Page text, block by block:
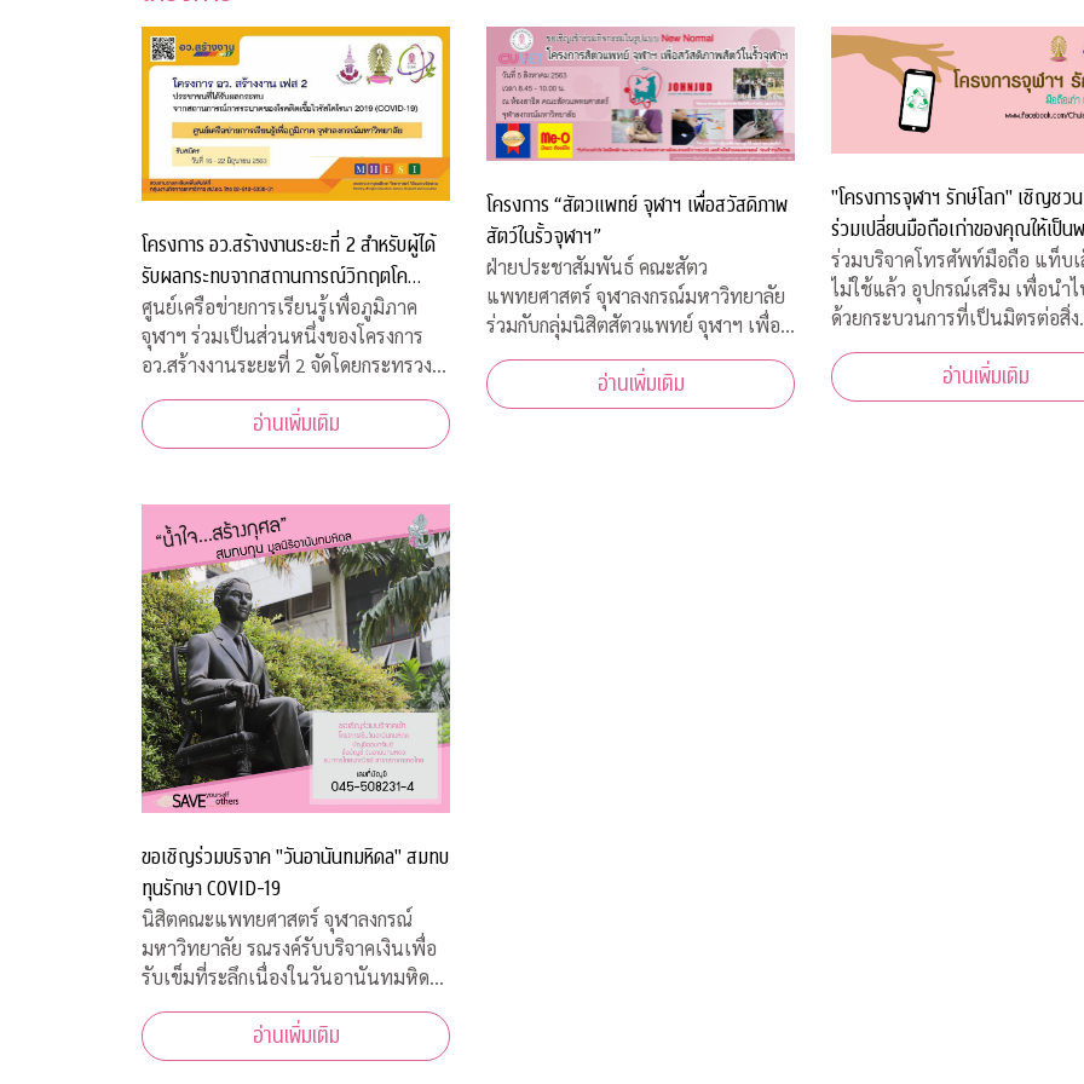
โครงการ อว.สร้างงานระยะที่ 2 สำหรับผู้ได้
รับผลกระทบจากสถานการณ์วิกฤตโค
วิด-19
ศูนย์เครือข่ายการเรียนรู้เพื่อภูมิภาค
จุฬาฯ ร่วมเป็นส่วนหนึ่งของโครงการ
อว.สร้างงานระยะที่ 2 จัดโดยกระทรวง
การอุดมศึกษา วิทยาศาสตร์ วิจัยและ
นวัตกรรม เพื่อสร้างงานสำหรับผู้ได้รับ
ผลกระทบจากสถานการณ์วิกฤตโควิด-19
200 อัตรา
อ่านเพิ่มเติม
โครงการ “สัตวแพทย์ จุฬาฯ เพื่อสวัสดิภาพ
สัตว์ในรั้วจุฬาฯ”
ฝ่ายประชาสัมพันธ์ คณะสัตว
แพทยศาสตร์ จุฬาลงกรณ์มหาวิทยาลัย
ร่วมกับกลุ่มนิสิตสัตวแพทย์ จุฬาฯ เพื่อ
สวัสดิภาพสัตว์ ขอเชิญผู้สนใจเข้าร่วม
พิธีเปิด “โครงการ “สัตวแพทย์ จุฬาฯ
เพื่อสวัสดิภาพสัตว์ในรั้วจุฬาฯ” ในวัน
อ่านเพิ่มเติม
"โครงการจุฬาฯ รักษ์โลก" เชิญชว
ร่วมเปลี่ยนมือถือเก่าของคุณให้เป็น
ร่วมบริจาคโทรศัพท์มือถือ แท็บ
ไม่ใช้แล้ว อุปกรณ์เสริม เพื่อนำไ
ด้วยกระบวนการที่เป็นมิตรต่อสิ่ง
แวดล้อม มือถือเก่า/แท็บเล็ต 1 เครื่อง
โครงการฯ และ TES มอบเงิน
ให้กับ "กองทุนภูมิคุ้มกันบำบัดมะ
อ่านเพิ่มเติม
ขอเชิญร่วมบริจาค "วันอานันทมหิดล" สมทบ
ทุนรักษา COVID-19
นิสิตคณะแพทยศาสตร์ จุฬาลงกรณ์
มหาวิทยาลัย รณรงค์รับบริจาคเงินเพื่อ
รับเข็มที่ระลึกเนื่องในวันอานันทมหิดล
วันคล้ายสวรรคต ร.8 ผู้พระราชทาน
กำเนิด “แพทย์จุฬาฯ” พร้อมทั้งเชิญ
ชวนประชาชนสั่งจองเสื้อยืดที่ระลึก ราย
อ่านเพิ่มเติม